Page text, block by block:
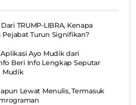
TRUMP-LIBRA, Kenapa
Turun Signifikan?
Ayo Mudik dari
Beri Info Lengkap Seputar
Mudik
Lewat Menulis, Termasuk